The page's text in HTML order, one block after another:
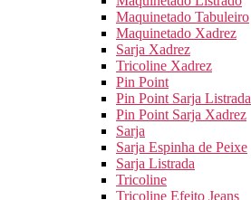
Maquinetado Tabuleiro
Maquinetado Xadrez
Sarja Xadrez
Tricoline Xadrez
Pin Point
Pin Point Sarja Listrada
Pin Point Sarja Xadrez
Sarja
Sarja Espinha de Peixe
Sarja Listrada
Tricoline
Tricoline Efeito Jeans